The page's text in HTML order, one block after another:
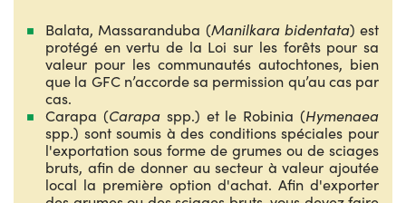
Balata, Massaranduba (Manilkara bidentata) est
protégé en vertu de la Loi sur les forêts pour sa
valeur pour les communautés autochtones, bien
que la GFC n’accorde sa permission qu’au cas par
cas.
Carapa (Carapaspp.) et le Robinia (Hymenaea
spp.) sont soumis à des conditions spéciales pour
l'exportation sous forme de grumes ou de sciages
bruts, afin de donner au secteur à valeur ajoutée
local la première option d'achat. Afin d'exporter